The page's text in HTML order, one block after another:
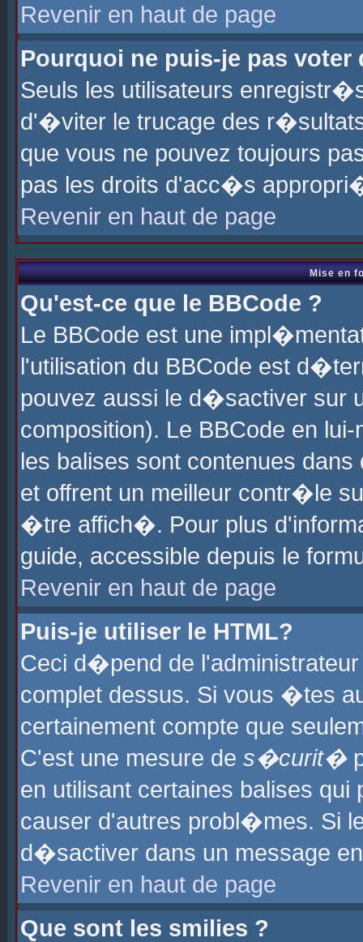
Revenir en haut de page
Pourquoi ne puis-je pas voter
Seuls les utilisateurs
d'�viter le trucage des
que vous ne pouvez toujours
pas les droits d'acc�s
Revenir en haut de page
Mise en
Qu'est-ce que le BBCode ?
Le BBCode est une
l'utilisation du BBCode est
pouvez aussi le d�sactiver sur
composition). Le BBCode en
les balises sont contenues
et offrent un meilleur contr�le
�tre affich�. Pour plus
guide, accessible depuis le
Revenir en haut de page
Puis-je utiliser le HTML?
Ceci d�pend de
complet dessus. Si vous �tes
certainement compte que
C'est une mesure de s�curit�
en utilisant certaines balises
causer d'autres probl�mes. Si
d�sactiver dans un message
Revenir en haut de page
Que sont les smilies ?